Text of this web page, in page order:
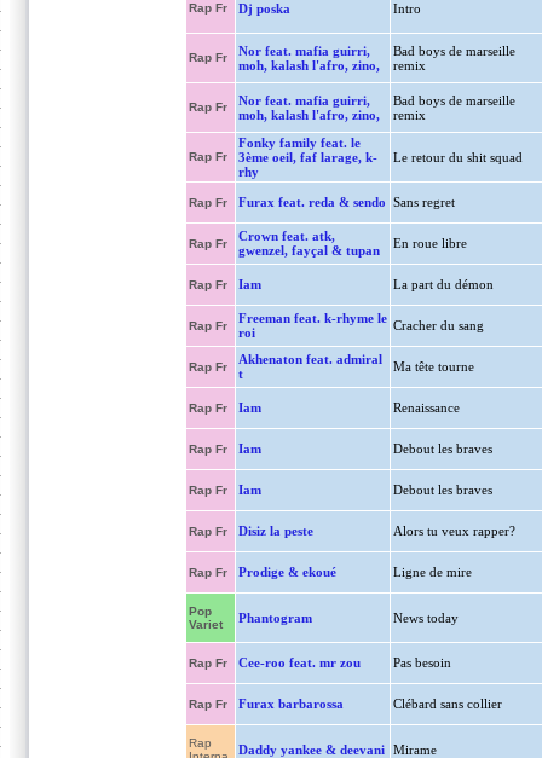
Rap Fr Dj poska Intro
Rap Fr
Nor feat. mafia guirri,
moh, kalash l'afro, zino,
Bad boys de marseille
remix
Rap Fr
Nor feat. mafia guirri,
moh, kalash l'afro, zino,
Bad boys de marseille
remix
Rap Fr
Fonky family feat. le
3ème oeil, faf larage, k-
rhy
Le retour du shit squad
Rap Fr Furax feat. reda & sendo Sans regret
Rap Fr
Crown feat. atk,
gwenzel, fayçal & tupan
En roue libre
Rap Fr Iam La part du démon
Rap Fr
Freeman feat. k-rhyme le
roi
Cracher du sang
Rap Fr
Akhenaton feat. admiral
t
Ma tête tourne
Rap Fr Iam Renaissance
Rap Fr Iam Debout les braves
Rap Fr Iam Debout les braves
Rap Fr Disiz la peste Alors tu veux rapper?
Rap Fr Prodige & ekoué Ligne de mire
Pop
Variet
Phantogram News today
Rap Fr Cee-roo feat. mr zou Pas besoin
Rap Fr Furax barbarossa Clébard sans collier
Rap
Daddy yankee & deevani Mirame